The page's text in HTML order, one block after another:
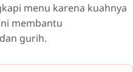
menu karena kuahnya
membantu
gurih.